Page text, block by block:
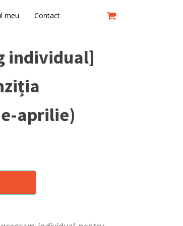
meu Contact
individual]
aprilie)